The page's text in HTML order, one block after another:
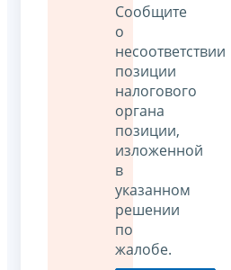
Сообщите
о
несоответствии
позиции
налогового
органа
позиции,
изложенной
в
указанном
решении
по
жалобе.